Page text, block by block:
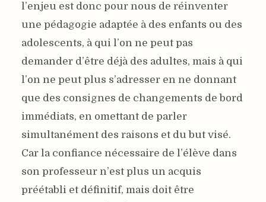
l’enjeu est donc pour nous de réinventer
une pédagogie adaptée à des enfants ou des
adolescents, à qui l’on ne peut pas
demander d’être déjà des adultes, mais à qui
l’on ne peut plus s’adresser en ne donnant
que des consignes de changements de bord
immédiats, en omettant de parler
simultanément des raisons et du but visé.
Car la confiance nécessaire de l’élève dans
son professeur n’est plus un acquis
préétabli et définitif, mais doit être